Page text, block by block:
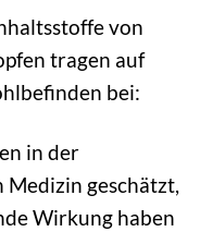
von
tragen auf
bei:
in der
geschätzt,
Wirkung haben